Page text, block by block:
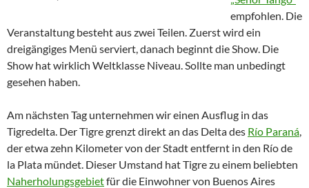
empfohlen. Die
Veranstaltung besteht aus zwei Teilen. Zuerst wird ein
dreigängiges Menü serviert, danach beginnt die Show. Die
Show hat wirklich Weltklasse Niveau. Sollte man unbedingt
gesehen haben.
Am nächsten Tag unternehmen wir einen Ausflug in das
Tigredelta. Der Tigre grenzt direkt an das Delta des Río Paraná
der etwa zehn Kilometer von der Stadt entfernt in den Río de
la Plata mündet. Dieser Umstand hat Tigre zu einem beliebten
Naherholungsgebietfür die Einwohner von Buenos Aires